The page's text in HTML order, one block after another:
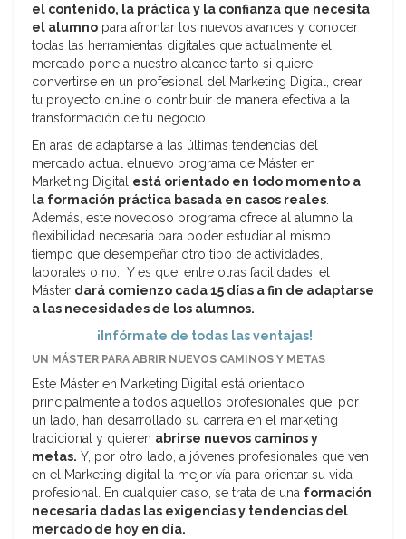
el contenido, la práctica y la confianza que necesita
el alumno para afrontar los nuevos avances y conocer
todas las herramientas digitales que actualmente el
mercado pone a nuestro alcance tanto si quiere
convertirse en un profesional del Marketing Digital, crear
tu proyecto online o contribuir de manera efectiva a la
transformación de tu negocio.
En aras de adaptarse a las últimas tendencias del
mercado actual elnuevo programa de Máster en
Marketing Digital está orientado en todo momento a
la formación práctica basada en casos reales
Además, este novedoso programa ofrece al alumno la
flexibilidad necesaria para poder estudiar al mismo
tiempo que desempeñar otro tipo de actividades,
laborales o no. Y es que, entre otras facilidades, el
Máster dará comienzo cada 15 días a fin de adaptarse
a las necesidades de los alumnos.
¡Infórmate de todas las ventajas!
UN MÁSTER PARA ABRIR NUEVOS CAMINOS Y METAS
Este Máster en Marketing Digital está orientado
principalmente a todos aquellos profesionales que, por
un lado, han desarrollado su carrera en el marketing
tradicional y quieren abrirse nuevos caminos y
metas. Y, por otro lado, a jóvenes profesionales que ven
en el Marketing digital la mejor vía para orientar su vida
profesional. En cualquier caso, se trata de una formación
necesaria dadas las exigencias y tendencias del
mercado de hoy en día.